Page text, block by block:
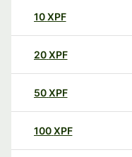
10XPF
20XPF
50XPF
100XPF